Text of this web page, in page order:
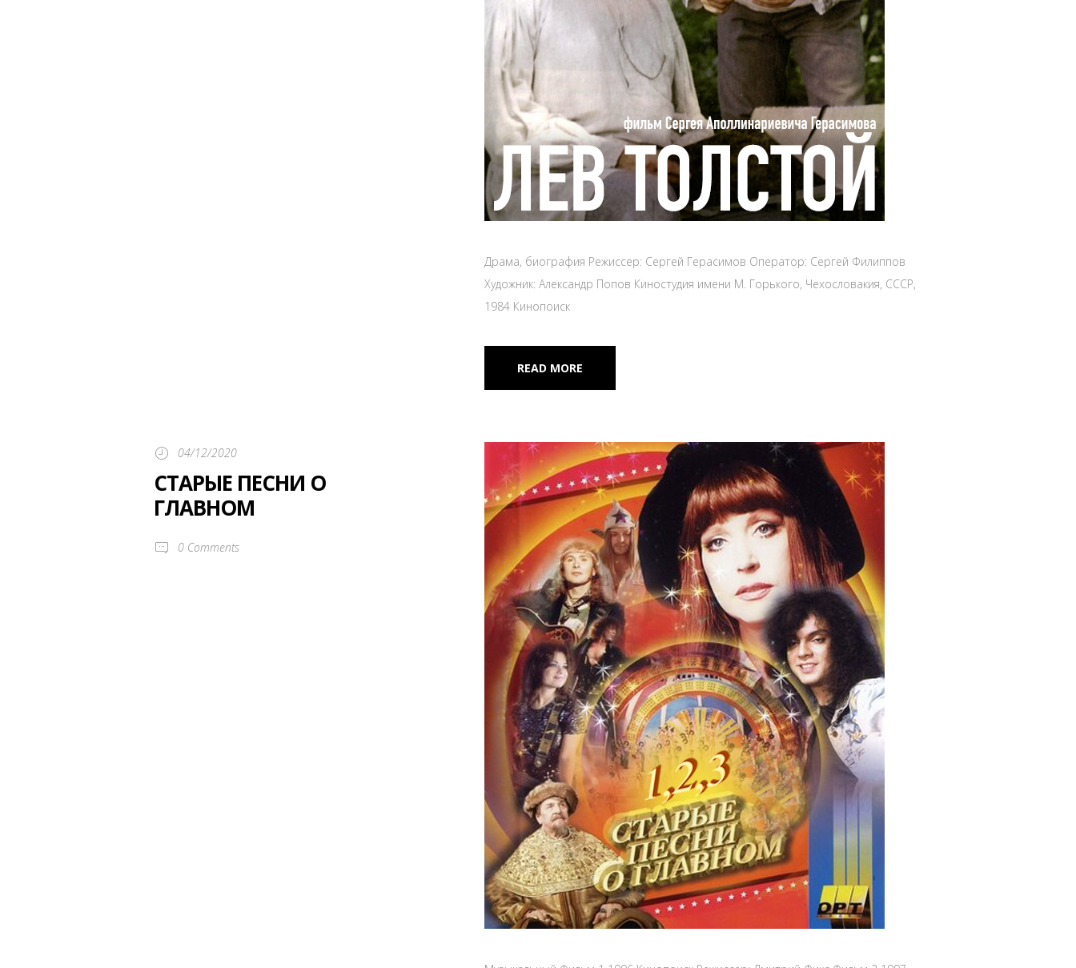
Драма, биография Режиссер: Сергей Герасимов Оператор: Сергей Филиппов
Художник: Александр Попов Киностудия имени М. Горького, Чехословакия, СССР,
1984 Кинопоиск
READ MORE
04/12/2020
СТАРЫЕ ПЕСНИ О
ГЛАВНОМ
0 Comments